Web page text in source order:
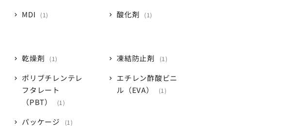
MDI 1 酸化剤 1
乾燥剤 1 凍結防止剤 1
ポリブチレンテレ
フタレート
（PBT）
1
エチレン酢酸ビニ
ル（EVA）
1
パッケージ 1